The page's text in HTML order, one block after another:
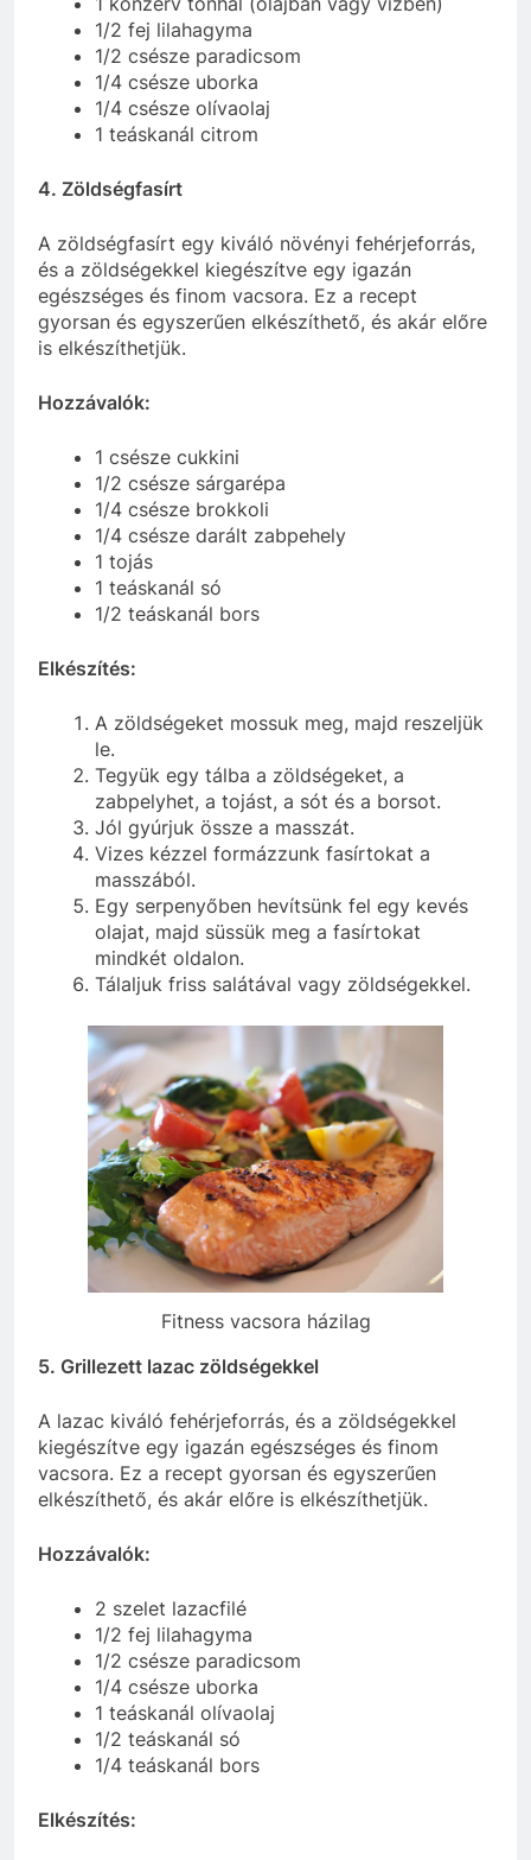
1/2 fej lilahagyma
1/2 csésze paradicsom
1/4 csésze uborka
1/4 csésze olívaolaj
1 teáskanál citrom
4. Zöldségfasírt
A zöldségfasírt egy kiváló növényi fehérjeforrás,
és a zöldségekkel kiegészítve egy igazán
egészséges és finom vacsora. Ez a recept
gyorsan és egyszerűen elkészíthető, és akár előre
is elkészíthetjük.
Hozzávalók:
1 csésze cukkini
1/2 csésze sárgarépa
1/4 csésze brokkoli
1/4 csésze darált zabpehely
1 tojás
1 teáskanál só
1/2 teáskanál bors
Elkészítés:
A zöldségeket mossuk meg, majd reszeljük
le.
Tegyük egy tálba a zöldségeket, a
zabpelyhet, a tojást, a sót és a borsot.
Jól gyúrjuk össze a masszát.
Vizes kézzel formázzunk fasírtokat a
masszából.
Egy serpenyőben hevítsünk fel egy kevés
olajat, majd süssük meg a fasírtokat
mindkét oldalon.
Tálaljuk friss salátával vagy zöldségekkel.
Fitness vacsora házilag
5. Grillezett lazac zöldségekkel
A lazac kiváló fehérjeforrás, és a zöldségekkel
kiegészítve egy igazán egészséges és finom
vacsora. Ez a recept gyorsan és egyszerűen
elkészíthető, és akár előre is elkészíthetjük.
Hozzávalók:
2 szelet lazacfilé
1/2 fej lilahagyma
1/2 csésze paradicsom
1/4 csésze uborka
1 teáskanál olívaolaj
1/2 teáskanál só
1/4 teáskanál bors
Elkészítés: